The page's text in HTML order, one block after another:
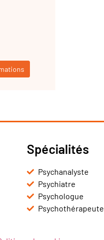
Spécialités
Psychanalyste
Psychiatre
Psychologue
Psychothérapeute